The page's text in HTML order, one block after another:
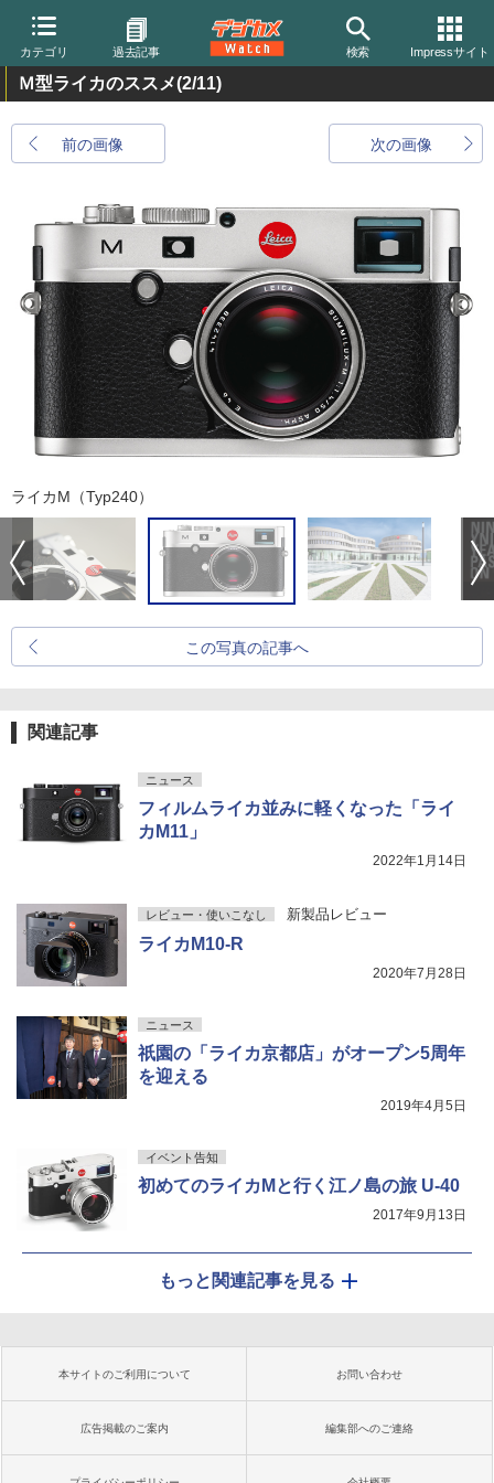
カテゴリ 過去記事 検索 Impressサイト
Ｍ型ライカのススメ(2/11)
前の画像 次の画像
ライカM（Typ240）
この写真の記事へ
関連記事
ニュース
フィルムライカ並みに軽くなった「ライ
カM11」
2022年1月14日
レビュー・使いこなし 新製品レビュー
ライカM10-R
2020年7月28日
ニュース
祇園の「ライカ京都店」がオープン5周年
を迎える
2019年4月5日
イベント告知
初めてのライカMと行く江ノ島の旅 U-40
2017年9月13日
もっと関連記事を見る
本サイトのご利用について お問い合わせ
広告掲載のご案内 編集部へのご連絡